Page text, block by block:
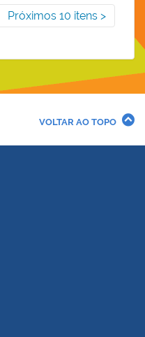
Próximos 10 itens
VOLTAR AO TOPO